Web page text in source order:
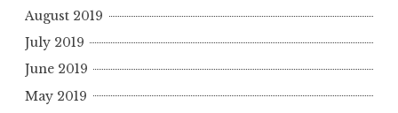
August 2019
July 2019
June 2019
May 2019